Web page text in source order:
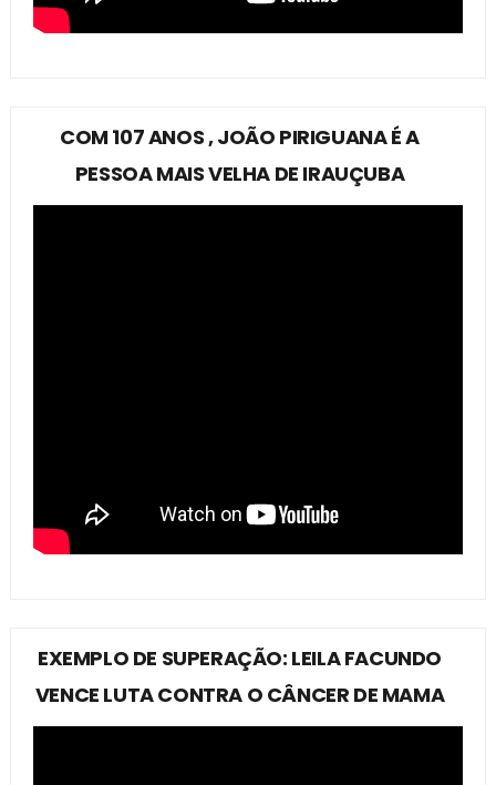
COM 107 ANOS , JOÃO PIRIGUANA É A
PESSOA MAIS VELHA DE IRAUÇUBA
EXEMPLO DE SUPERAÇÃO: LEILA FACUNDO
VENCE LUTA CONTRA O CÂNCER DE MAMA